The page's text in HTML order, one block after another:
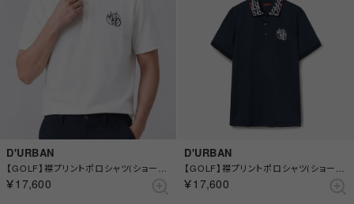
D'URBAN
【GOLF】襟プリントポロシャツ(ショートスリーブ) （ホワイト）
￥17,600
D'URBAN
【GOLF】襟プリントポロシャツ(ショートスリーブ) （ブルー）
￥17,600